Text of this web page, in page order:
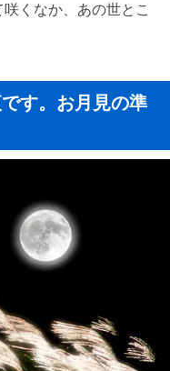
くなか、あの世とこ
す。お月見の準